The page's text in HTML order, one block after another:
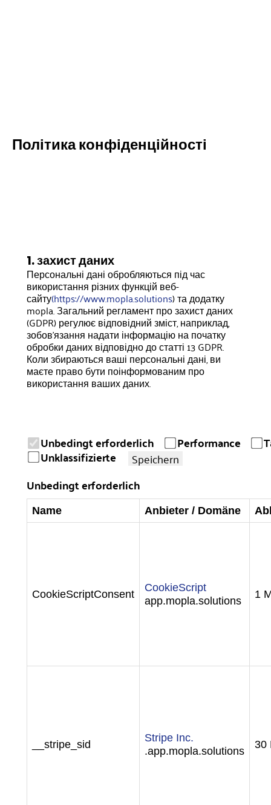
Політика конфіденційності
1. захист даних
Персональні дані обробляються під час
використання різних функцій веб-
сайту(https://www.mopla.solutions) та додатку
mopla. Загальний регламент про захист даних
(GDPR) регулює відповідний зміст, наприклад,
зобов'язання надати інформацію на початку
обробки даних відповідно до статті 13 GDPR.
Коли збираються ваші персональні дані, ви
маєте право бути поінформованим про
використання ваших даних.
Unbedingt erforderlich Performance
Unklassifizierte Speichern
Unbedingt erforderlich
Name Anbieter / Domäne
CookieScriptConsent
CookieScript
app.mopla.solutions
1
__stripe_sid
Stripe Inc.
.app.mopla.solutions
30